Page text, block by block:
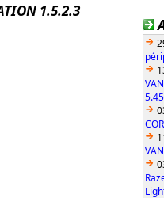
1.5.2.3